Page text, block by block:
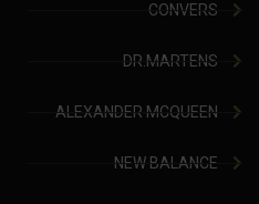
CONVERS
DR.MARTENS
ALEXANDER MCQUEEN
NEW BALANCE